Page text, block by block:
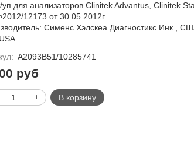
для анализаторов Clinitek Advantus, Clinitek
12173 от 30.05.2012г
Сименс Хэлскеа Диагностикс Инк.,
A2093B51/10285741
руб
В корзину